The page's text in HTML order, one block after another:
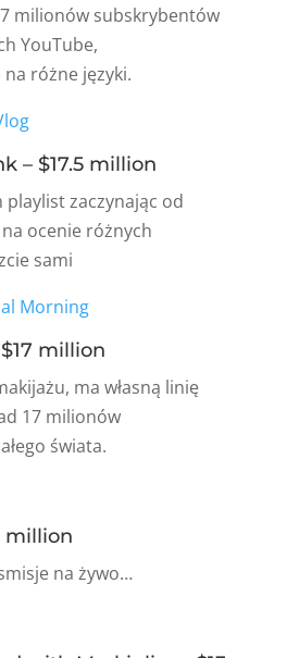
milionów subskrybentów
YouTube,
różne języki.
– $17.5 million
playlist zaczynając od
ocenie różnych
sami
Morning
million
ma własną linię
17 milionów
świata.
million
na żywo…